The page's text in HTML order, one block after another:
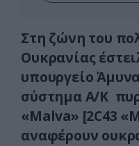
Στη ζώνη του
Ουκρανίας
υπουργείο
σύστημα Α/Κ
«Malva» [2С43
αναφέρουν